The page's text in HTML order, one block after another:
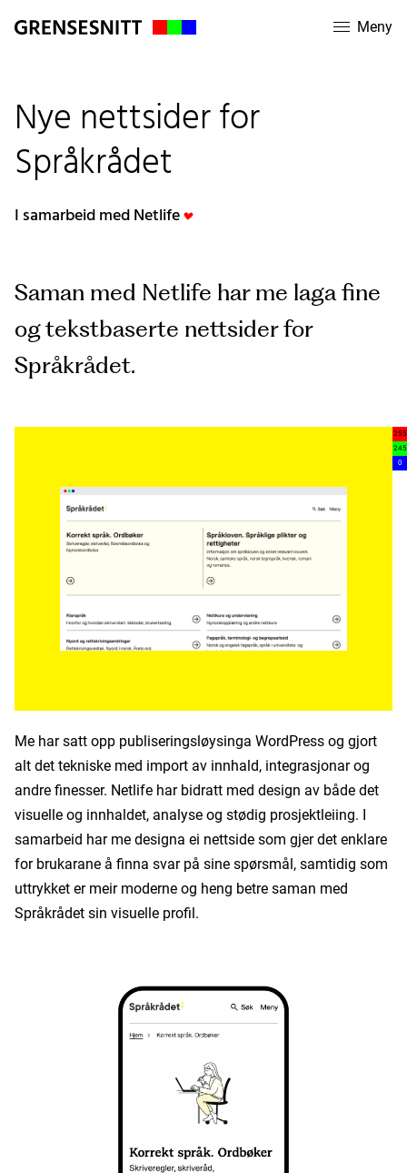
Meny
Nye nettsider for
Språkrådet
I samarbeid med Netlife
Saman med Netlife har me laga fine
og tekstbaserte nettsider for
Språkrådet.
255
245
0
Me har satt opp publiseringsløysinga WordPress og gjort
alt det tekniske med import av innhald, integrasjonar og
andre finesser. Netlife har bidratt med design av både det
visuelle og innhaldet, analyse og stødig prosjektleiing. I
samarbeid har me designa ei nettside som gjer det enklare
for brukarane å finna svar på sine spørsmål, samtidig som
uttrykket er meir moderne og heng betre saman med
Språkrådet sin visuelle profil.